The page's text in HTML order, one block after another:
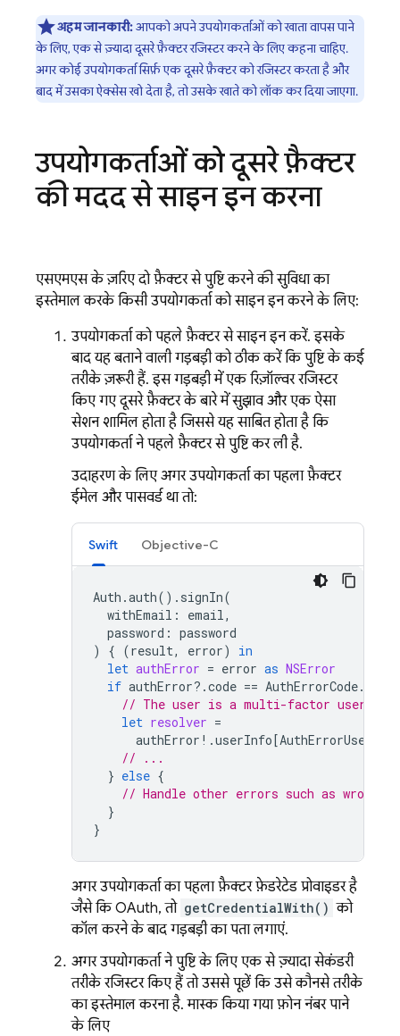
अहम जानकारी:आपको अपने उपयोगकर्ताओं को खाता वापस पाने
के लिए, एक से ज़्यादा दूसरे फ़ैक्टर रजिस्टर करने के लिए कहना चाहिए.
अगर कोई उपयोगकर्ता सिर्फ़ एक दूसरे फ़ैक्टर को रजिस्टर करता है और
बाद में उसका ऐक्सेस खो देता है, तो उसके खाते को लॉक कर दिया जाएगा.
उपयोगकर्ताओं को दूसरे फ़ैक्टर
की मदद से साइन इन करना
एसएमएस के ज़रिए दो फ़ैक्टर से पुष्टि करने की सुविधा का
इस्तेमाल करके, किसी उपयोगकर्ता को साइन इन करने के लिए:
उपयोगकर्ता को पहले फ़ैक्टर से साइन इन करें. इसके
बाद, यह बताने वाली गड़बड़ी को ठीक करें कि पुष्टि के कई
तरीके ज़रूरी हैं. इस गड़बड़ी में एक रिज़ॉल्वर, रजिस्टर
किए गए दूसरे फ़ैक्टर के बारे में सुझाव, और एक ऐसा
सेशन शामिल होता है जिससे यह साबित होता है कि
उपयोगकर्ता ने पहले फ़ैक्टर से पुष्टि कर ली है.
उदाहरण के लिए, अगर उपयोगकर्ता का पहला फ़ैक्टर
ईमेल और पासवर्ड था, तो:
Swift Objective-C
Auth .auth(). signIn(
withEmail : email ,
password : password
)
{ (result, error)
in
let authError = error as NSError
if authError?.code == AuthErrorCode.
// The user is a multi-factor user.
let resolver =
authError !.userInfo[
// ...
} else {
// Handle other errors such as wrong
}
}
अगर उपयोगकर्ता का पहला फ़ैक्टर, फ़ेडरेटेड प्रोवाइडर है,
जैसे कि OAuth, तो getCredentialWith() को
कॉल करने के बाद गड़बड़ी का पता लगाएं.
अगर उपयोगकर्ता ने पुष्टि के लिए एक से ज़्यादा सेकंडरी
तरीके रजिस्टर किए हैं, तो उससे पूछें कि उसे कौनसे तरीके
का इस्तेमाल करना है. मास्क किया गया फ़ोन नंबर पाने
के लिए